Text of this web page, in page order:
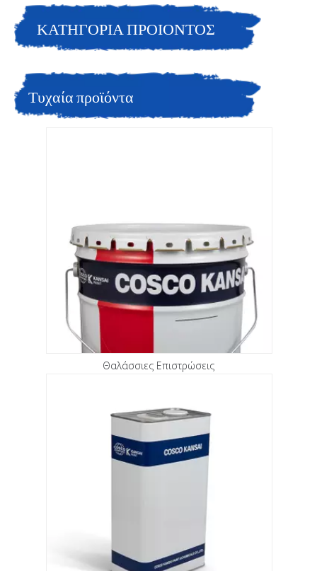
ΚΑΤΗΓΟΡΙΑ ΠΡΟΙΟΝΤΟΣ
Τυχαία προϊόντα
Θαλάσσιες Επιστρώσεις